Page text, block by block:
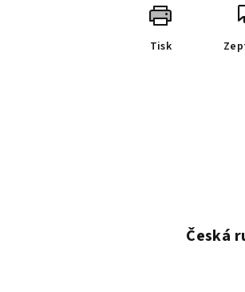
Tisk
Česká